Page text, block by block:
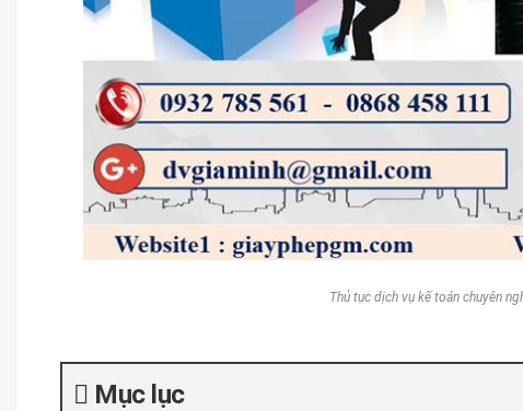
Thủ tục dịch vụ kế toán chuyên
Mục lục